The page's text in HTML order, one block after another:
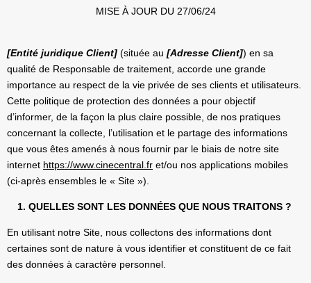
MISE À JOUR DU 27/06/24
[Entité juridique Client] (située au [Adresse Client]) en sa
qualité de Responsable de traitement, accorde une grande
importance au respect de la vie privée de ses clients et utilisateurs.
Cette politique de protection des données a pour objectif
d’informer, de la façon la plus claire possible, de nos pratiques
concernant la collecte, l’utilisation et le partage des informations
que vous êtes amenés à nous fournir par le biais de notre site
internet https://www.cinecentral.fr et/ou nos applications mobiles
(ci-après ensembles le « Site »).
1. QUELLES SONT LES DONNÉES QUE NOUS TRAITONS ?
En utilisant notre Site, nous collectons des informations dont
certaines sont de nature à vous identifier et constituent de ce fait
des données à caractère personnel.